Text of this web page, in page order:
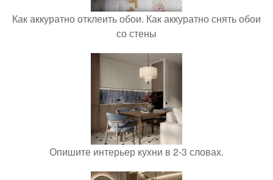
Как аккуратно отклеить обои. Как аккуратно снять обои
со стены
Опишите интерьер кухни в 2-3 словах.